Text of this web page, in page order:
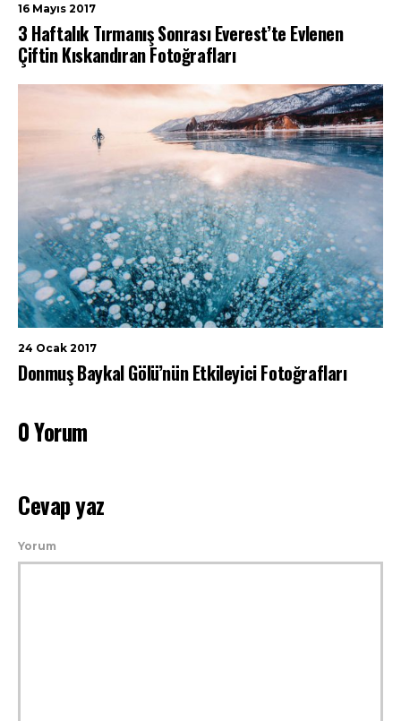
16 Mayıs 2017
3 Haftalık Tırmanış Sonrası Everest’te Evlenen
Çiftin Kıskandıran Fotoğrafları
24 Ocak 2017
Donmuş Baykal Gölü’nün Etkileyici Fotoğrafları
0 Yorum
Cevap yaz
Yorum